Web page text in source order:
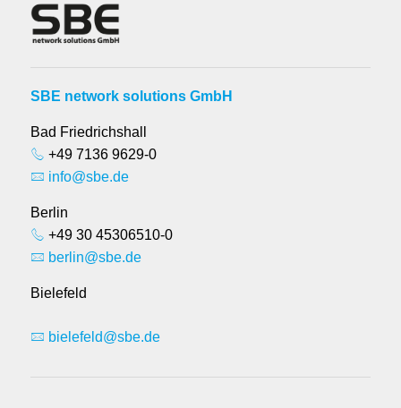
SBE network solutions GmbH
Bad Friedrichshall
+49 7136 9629-0
info@sbe.de
Berlin
+49 30 45306510-0
berlin@sbe.de
Bielefeld
bielefeld@sbe.de